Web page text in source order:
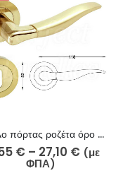
Πόμολο πόρτας ροζέτα όρο ματ-όρο 220-15-11/2
€ – 27,10 € (με
ΦΠΑ)